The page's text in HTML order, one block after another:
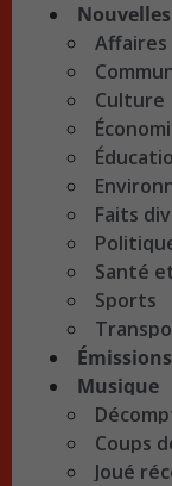
Nouvelles
Affaires
Culture
Faits
Santé
Sports
Émissions
Musique
Coups
Joué